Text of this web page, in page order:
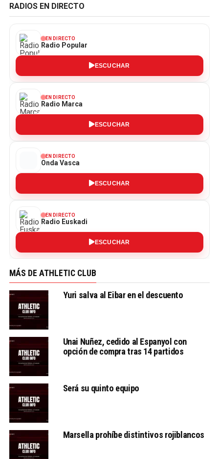
RADIOS EN DIRECTO
EN DIRECTO
Radio Popular
ESCUCHAR
EN DIRECTO
Radio Marca
ESCUCHAR
EN DIRECTO
Onda Vasca
ESCUCHAR
EN DIRECTO
Radio Euskadi
ESCUCHAR
MÁS DE ATHLETIC CLUB
Yuri salva al Eibar en el descuento
Unai Nuñez, cedido al Espanyol con
opción de compra tras 14 partidos
Será su quinto equipo
Marsella prohíbe distintivos rojiblancos